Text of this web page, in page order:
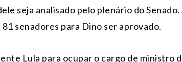
seja analisado pelo plenário do
senadores para Dino ser aprovado.
Lula para ocupar o cargo de ministro